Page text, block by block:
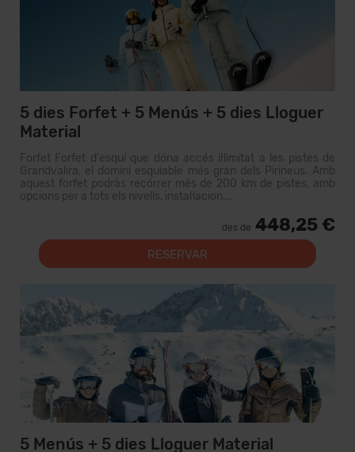
5 dies Forfet + 5 Menús + 5 dies Lloguer
Material
Forfet Forfet d'esquí que dóna accés il·limitat a les pistes de
Grandvalira, el domini esquiable més gran dels Pirineus. Amb
aquest forfet podràs recórrer més de 200 km de pistes, amb
opcions per a tots els nivells, instal·lacion...
des de 448,25 €
RESERVAR
5 Menús + 5 dies Lloguer Material